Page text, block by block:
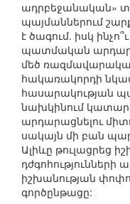
ադրբեջանական»
պայմաններում
է ծագում. իսկ
պատմական
մեծ
հակառակորդի
հասարակության
նախկինում
արդարացնելու
սակայն մի բան
Ալիևը թուլացրեց
իշխանության
գործընթացը: